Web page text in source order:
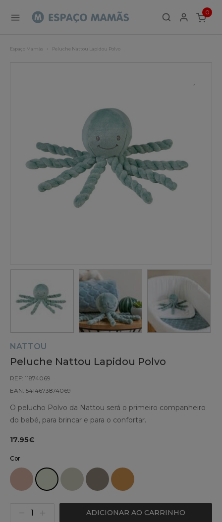
0
ITEMS
Espaço Mamãs Peluche Nattou Lapidou Polvo
NATTOU
Peluche Nattou Lapidou Polvo
REF: 11874069
EAN: 5414673874069
O pelucho Polvo da Nattou será o primeiro companheiro
do bebé, para brincar e para o confortar.
17.95€
Cor
ADICIONAR AO CARRINHO